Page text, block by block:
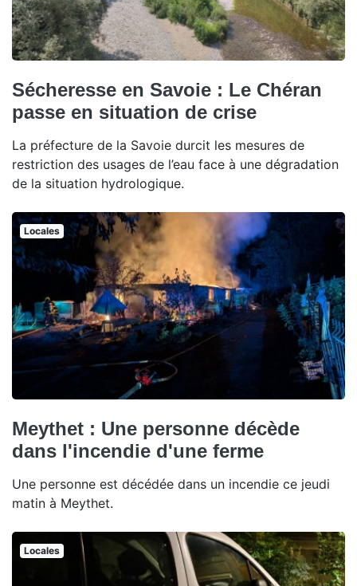
Sécheresse en Savoie : Le Chéran
passe en situation de crise
La préfecture de la Savoie durcit les mesures de
restriction des usages de l’eau face à une dégradation
de la situation hydrologique.
Locales
Meythet : Une personne décède
dans l'incendie d'une ferme
Une personne est décédée dans un incendie ce jeudi
matin à Meythet.
Locales